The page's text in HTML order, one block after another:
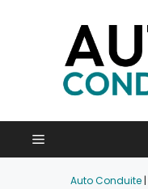
Menu
Auto Conduite|